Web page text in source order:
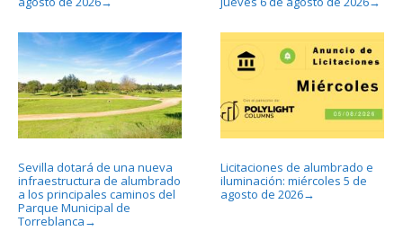
Sevilla dotará de una nueva
infraestructura de alumbrado
a los principales caminos del
Parque Municipal de
Torreblanca →
Licitaciones de alumbrado e
iluminación: miércoles 5 de
agosto de 2026→